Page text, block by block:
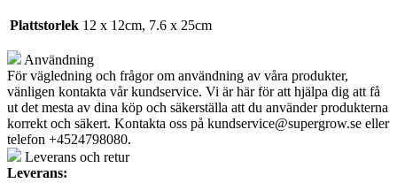
Plattstorlek 12 x 12cm, 7.6 x 25cm
Användning
För vägledning och frågor om användning av våra produkter,
vänligen kontakta vår kundservice. Vi är här för att hjälpa dig att få
ut det mesta av dina köp och säkerställa att du använder produkterna
korrekt och säkert. Kontakta oss på kundservice@supergrow.se eller
telefon +4524798080.
Leverans och retur
Leverans: